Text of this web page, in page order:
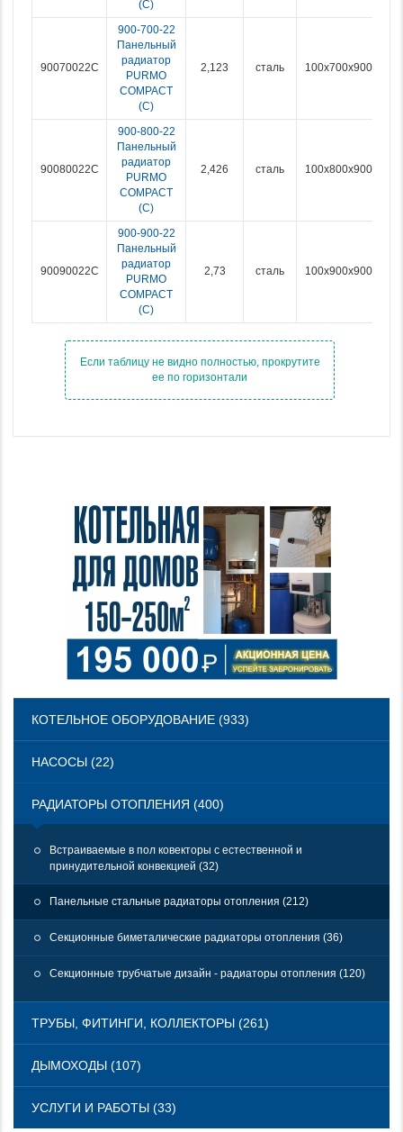
(С)
90070022C
900-700-22
Панельный
радиатор
PURMO
COMPACT
(С)
2,123 сталь 100x700x900
90080022C
900-800-22
Панельный
радиатор
PURMO
COMPACT
(С)
2,426 сталь 100x800x900
90090022C
900-900-22
Панельный
радиатор
PURMO
COMPACT
(С)
2,73 сталь 100x900x900
КОТЕЛЬНОЕ ОБОРУДОВАНИЕ (933)
НАСОСЫ (22)
РАДИАТОРЫ ОТОПЛЕНИЯ (400)
Встраиваемые в пол ковекторы с естественной и
принудительной конвекцией (32)
Панельные стальные радиаторы отопления (212)
Секционные биметалические радиаторы отопления (36)
Секционные трубчатые дизайн - радиаторы отопления (120)
ТРУБЫ, ФИТИНГИ, КОЛЛЕКТОРЫ (261)
ДЫМОХОДЫ (107)
УСЛУГИ И РАБОТЫ (33)